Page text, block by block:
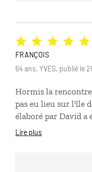
Hormis la
pas eu lieu sur l'île
élaboré par David a
séjour s'est déroulé
programme
Lire plus
FRANÇOIS
64 ans, YVES, publié le